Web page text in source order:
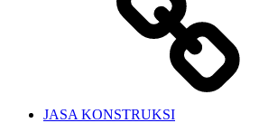
JASA KONSTRUKSI